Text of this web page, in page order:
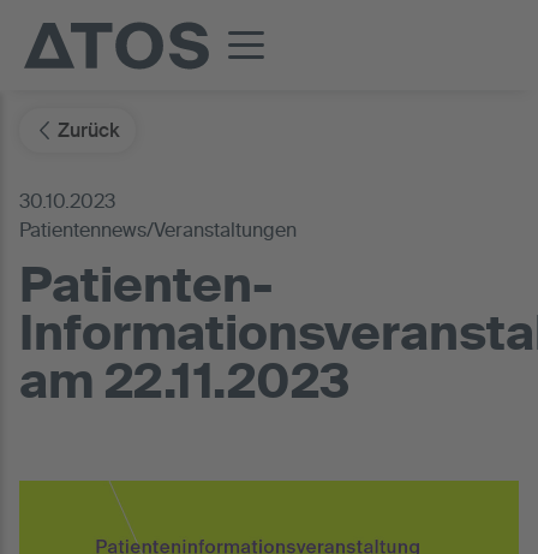
Zurück
30.10.2023
Patientennews/Veranstaltungen
Patienten-
am 22.11.2023